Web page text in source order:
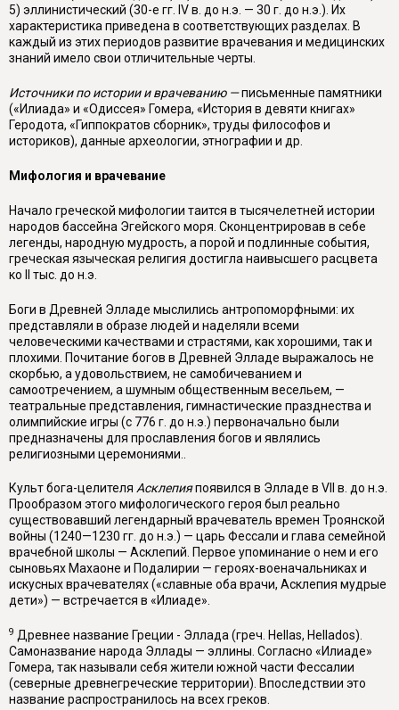
5) эллинистический (30-е гг. IV в. до н.э. — 30 г. до н.э.). Их
характеристика приведена в соответствующих разделах. В
каждый из этих периодов развитие врачевания и медицинских
знаний имело свои отличитель­ные черты.
Источники по истории и врачеванию —письменные памятники
(«Илиа­да» и «Одиссея» Гомера, «История в девяти книгах»
Геродота, «Гиппократов сборник», труды философов и
историков), данные археологии, этнографии и др.
Мифология и врачевание
Начало греческой мифологии таится в тысячелетней истории
народов бас­сейна Эгейского моря. Сконцентрировав в себе
легенды, народную мудрость, а порой и подлинные события,
греческая языческая религия достигла наивыс­шего расцвета
ко II тыс. до н.э.
Боги в Древней Элладе мыслились антропоморфными: их
представляли в образе людей и наделяли всеми
человеческими качествами и страстями, как хорошими, так и
плохими. Почитание богов в Древней Элладе выражалось не
скорбью, а удовольствием, не самобичеванием и
самоотречением, а шумным общественным весельем, —
театральные представления, гимнастические праз­днества и
олимпийские игры (с 776 г. до н.э.) первоначально были
предназна­чены для прославления богов и являлись
религиозными церемониями..
Культ бога-целителя Асклепияпоявился в Элладе в VII в. до н.э.
Прооб­разом этого мифологического героя был реально
существовавший легендар­ный врачеватель времен Троянской
войны (1240—1230 гг. до н.э.) — царь Фессали и глава семейной
врачебной школы — Асклепий. Первое упоминание о нем и его
сыновьях Махаоне и Подалирии — героях-военачальниках и
искус­ных врачевателях («славные оба врачи, Асклепия мудрые
дети») — встречает­ся в «Илиаде».
9 Древнее название Греции - Эллада (греч. Hellas, Hellados).
Самоназвание народа Эллады — эллины. Согласно «Илиаде»
Гомера, так называли себя жители южной части Фессалии
(северные древнегреческие территории). Впоследствии это
назва­ние распространилось на всех греков.